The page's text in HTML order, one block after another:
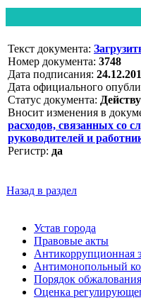
Текст документа:
Номер документа: 3748
Дата подписания:
Дата официального
Статус документа:
Вносит изменения в
расходов, cвязанных со
руководителей и
Регистр: да
Назад в раздел
Устав города
Правовые акты
Антикоррупционная
Антимонопольный
Порядок
Оценка